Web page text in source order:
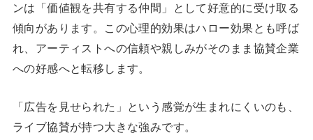
ンは「価値観を共有する仲間」として好意的に受け取る
傾向があります。この心理的効果はハロー効果とも呼ば
れ、アーティストへの信頼や親しみがそのまま協賛企業
への好感へと転移します。
「広告を見せられた」という感覚が生まれにくいのも、
ライブ協賛が持つ大きな強みです。